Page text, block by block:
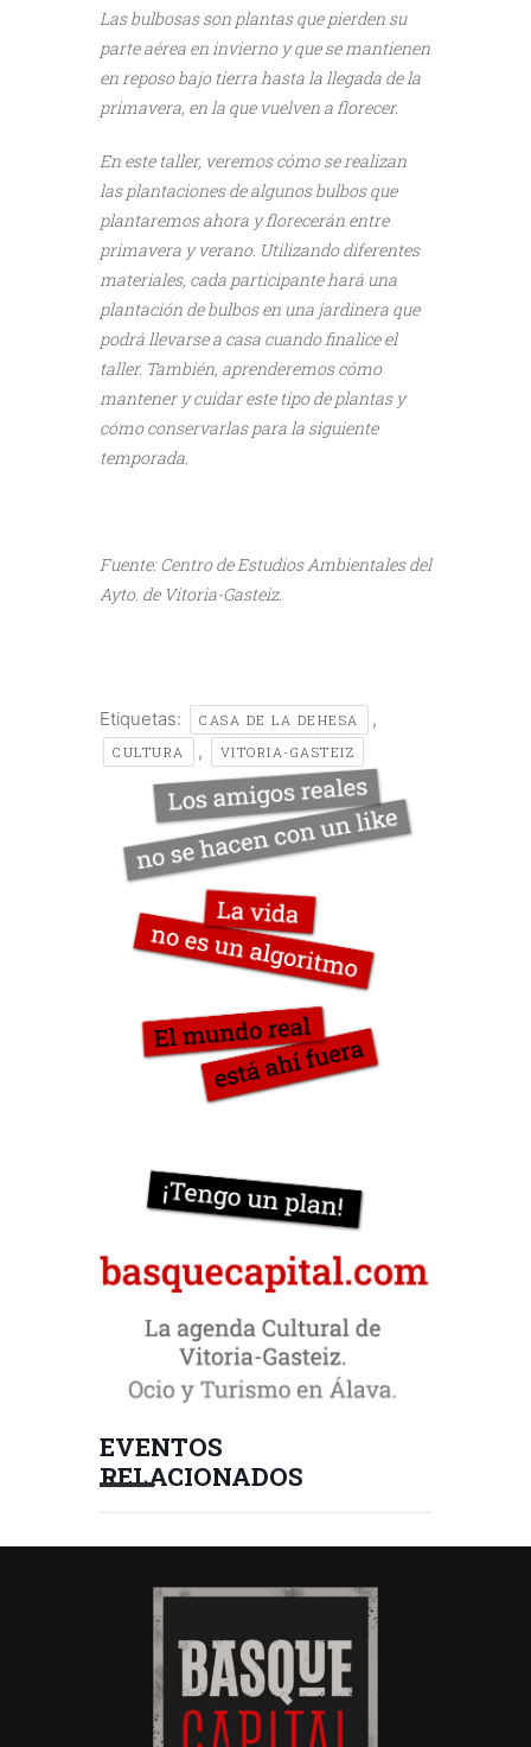
Las bulbosas son plantas que pierden su
parte aérea en invierno y que se mantienen
en reposo bajo tierra hasta la llegada de la
primavera, en la que vuelven a florecer.
En este taller, veremos cómo se realizan
las plantaciones de algunos bulbos que
plantaremos ahora y florecerán entre
primavera y verano. Utilizando diferentes
materiales, cada participante hará una
plantación de bulbos en una jardinera que
podrá llevarse a casa cuando finalice el
taller. También, aprenderemos cómo
mantener y cuidar este tipo de plantas y
cómo conservarlas para la siguiente
temporada.
Fuente: Centro de Estudios Ambientales del
Ayto. de Vitoria-Gasteiz.
Etiquetas: CASA DE LA DEHESA ,
CULTURA , VITORIA-GASTEIZ
EVENTOS
RELACIONADOS